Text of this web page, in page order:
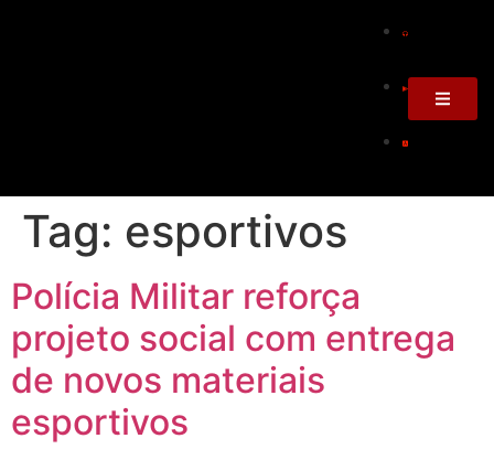
Tag: esportivos
Polícia Militar reforça
projeto social com entrega
de novos materiais
esportivos